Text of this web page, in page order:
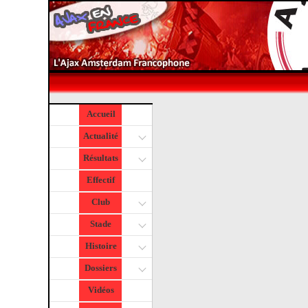
Accueil
Actualité
Résultats
Effectif
Club
Stade
Histoire
Dossiers
Vidéos